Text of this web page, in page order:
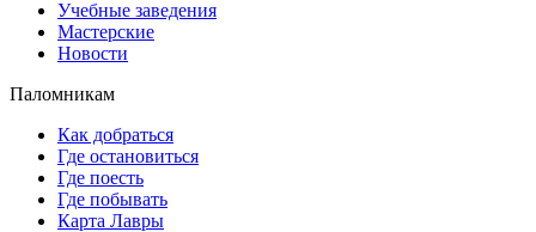
Учебные заведения
Мастерские
Новости
Паломникам
Как добраться
Где остановиться
Где поесть
Где побывать
Карта Лавры